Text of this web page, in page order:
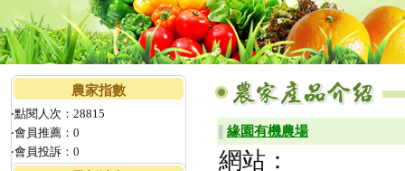
農家指數
‧點閱人次：28815
‧會員推薦：0
‧會員投訴：0
緣園有機農場
網站：